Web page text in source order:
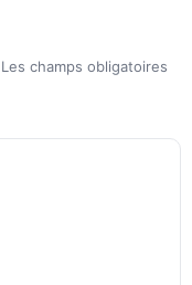
Les champs obligatoires